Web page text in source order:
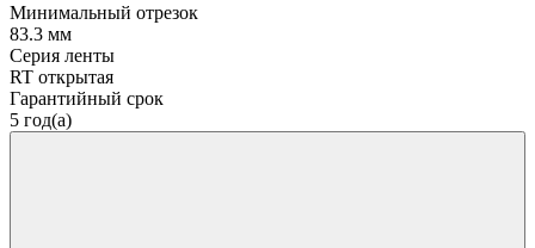
Минимальный отрезок
83.3 мм
Серия ленты
RT открытая
Гарантийный срок
5 год(а)